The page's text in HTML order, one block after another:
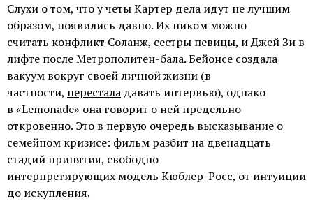
Слухи о том, что у четы Картер дела идут не лучшим
образом, появились давно. Их пиком можно
считать конфликт Соланж, сестры певицы, и Джей Зи в
лифте после Метрополитен-бала. Бейонсе создала
вакуум вокруг своей личной жизни (в
частности, перестала давать интервью), однако
в «Lemonade» она говорит о ней предельно
откровенно. Это в первую очередь высказывание о
семейном кризисе: фильм разбит на двенадцать
стадий принятия, свободно
интерпретирующих модель Кюблер-Росс, от интуиции
до искупления.